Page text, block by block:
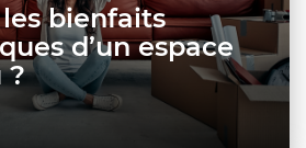
bienfaits
d’un espace
?